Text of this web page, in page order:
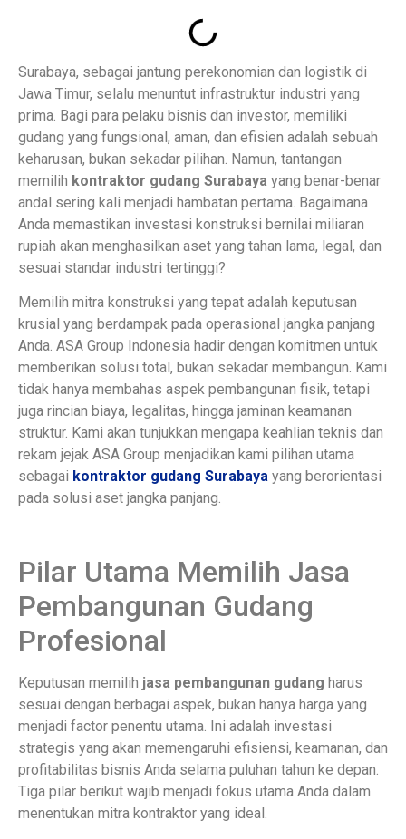
Surabaya, sebagai jantung perekonomian dan logistik di
Jawa Timur, selalu menuntut infrastruktur industri yang
prima. Bagi para pelaku bisnis dan investor, memiliki
gudang yang fungsional, aman, dan efisien adalah sebuah
keharusan, bukan sekadar pilihan. Namun, tantangan
memilih kontraktor gudang Surabaya yang benar-benar
andal sering kali menjadi hambatan pertama. Bagaimana
Anda memastikan investasi konstruksi bernilai miliaran
rupiah akan menghasilkan aset yang tahan lama, legal, dan
sesuai standar industri tertinggi?
Memilih mitra konstruksi yang tepat adalah keputusan
krusial yang berdampak pada operasional jangka panjang
Anda. ASA Group Indonesia hadir dengan komitmen untuk
memberikan solusi total, bukan sekadar membangun. Kami
tidak hanya membahas aspek pembangunan fisik, tetapi
juga rincian biaya, legalitas, hingga jaminan keamanan
struktur. Kami akan tunjukkan mengapa keahlian teknis dan
rekam jejak ASA Group menjadikan kami pilihan utama
sebagai kontraktor gudang Surabaya yang berorientasi
pada solusi aset jangka panjang.
Pilar Utama Memilih Jasa
Pembangunan Gudang
Profesional
Keputusan memilih jasa pembangunan gudang harus
sesuai dengan berbagai aspek, bukan hanya harga yang
menjadi factor penentu utama. Ini adalah investasi
strategis yang akan memengaruhi efisiensi, keamanan, dan
profitabilitas bisnis Anda selama puluhan tahun ke depan.
Tiga pilar berikut wajib menjadi fokus utama Anda dalam
menentukan mitra kontraktor yang ideal.